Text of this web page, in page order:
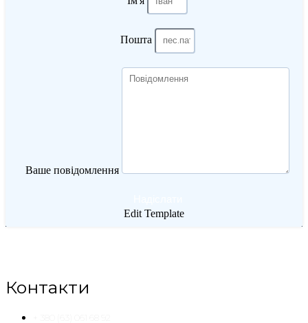
Пошта
Ваше повідомлення
Edit Template
Контакти